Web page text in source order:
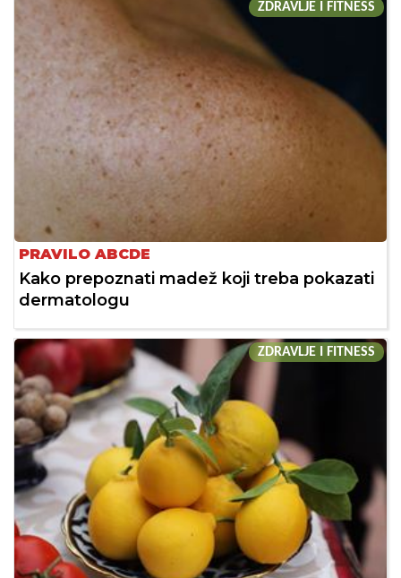
ZDRAVLJE I FITNESS
PRAVILO ABCDE
Kako prepoznati madež koji treba pokazati
dermatologu
ZDRAVLJE I FITNESS